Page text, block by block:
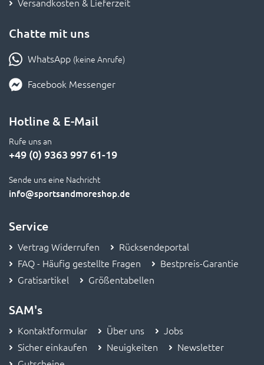
Versandkosten & Lieferzeit
Chatte mit uns
WhatsApp (keine Anrufe)
Facebook Messenger
Hotline & E-Mail
Rufe uns an
+49 (0) 9363 997 61-19
Sende uns eine Nachricht
info@sportsandmoreshop.de
Service
Vertrag Widerrufen
Rücksendeportal
FAQ - Häufig gestellte Fragen
Bestpreis-Garantie
Gratisartikel
Größentabellen
SAM's
Kontaktformular Über uns
Jobs
Sicher einkaufen
Neuigkeiten
Newsletter